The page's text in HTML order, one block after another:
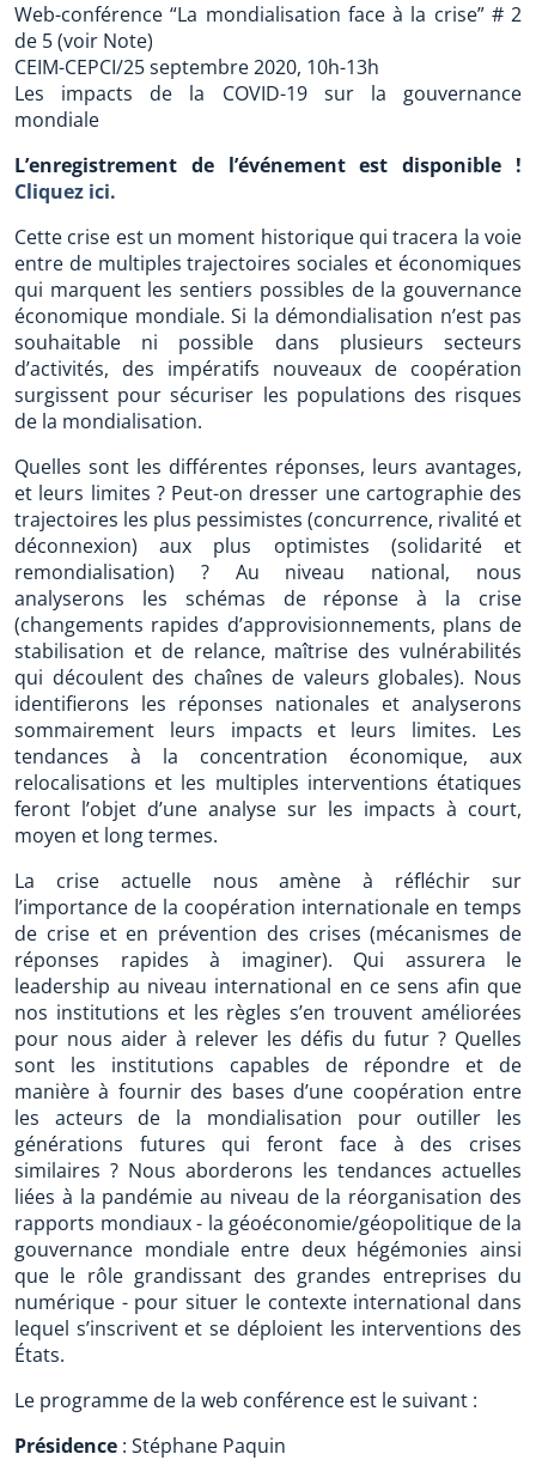
Web-conférence “La mondialisation face à la crise” # 2
de 5 (voir Note)
CEIM-CEPCI/25 septembre 2020, 10h-13h
Les impacts de la COVID-19 sur la gouvernance
mondiale
L’enregistrement de l’événement est disponible !
Cliquez ici.
Cette crise est un moment historique qui tracera la voie
entre de multiples trajectoires sociales et économiques
qui marquent les sentiers possibles de la gouvernance
économique mondiale. Si la démondialisation n’est pas
souhaitable ni possible dans plusieurs secteurs
d’activités, des impératifs nouveaux de coopération
surgissent pour sécuriser les populations des risques
de la mondialisation.
Quelles sont les différentes réponses, leurs avantages,
et leurs limites ? Peut-on dresser une cartographie des
trajectoires les plus pessimistes (concurrence, rivalité et
déconnexion) aux plus optimistes (solidarité et
remondialisation) ? Au niveau national, nous
analyserons les schémas de réponse à la crise
(changements rapides d’approvisionnements, plans de
stabilisation et de relance, maîtrise des vulnérabilités
qui découlent des chaînes de valeurs globales). Nous
identifierons les réponses nationales et analyserons
sommairement leurs impacts et leurs limites. Les
tendances à la concentration économique, aux
relocalisations et les multiples interventions étatiques
feront l’objet d’une analyse sur les impacts à court,
moyen et long termes.
La crise actuelle nous amène à réfléchir sur
l’importance de la coopération internationale en temps
de crise et en prévention des crises (mécanismes de
réponses rapides à imaginer). Qui assurera le
leadership au niveau international en ce sens afin que
nos institutions et les règles s’en trouvent améliorées
pour nous aider à relever les défis du futur ? Quelles
sont les institutions capables de répondre et de
manière à fournir des bases d’une coopération entre
les acteurs de la mondialisation pour outiller les
générations futures qui feront face à des crises
similaires ? Nous aborderons les tendances actuelles
liées à la pandémie au niveau de la réorganisation des
rapports mondiaux - la géoéconomie/géopolitique de la
gouvernance mondiale entre deux hégémonies ainsi
que le rôle grandissant des grandes entreprises du
numérique - pour situer le contexte international dans
lequel s’inscrivent et se déploient les interventions des
États.
Le programme de la web conférence est le suivant :
Présidence : Stéphane Paquin